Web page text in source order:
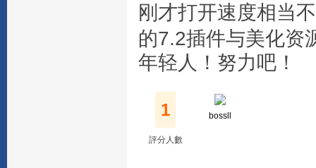
刚才打开速度相当
的7.2插件与美化资
年轻人！努力吧！
1
評分人數
bossll